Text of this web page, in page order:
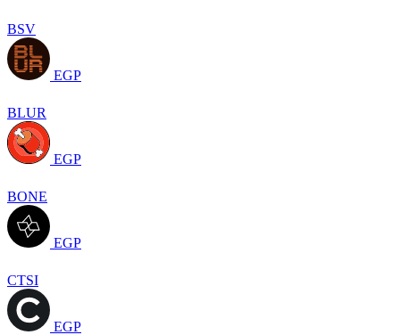
BSV
EGP
BLUR
EGP
BONE
EGP
CTSI
EGP